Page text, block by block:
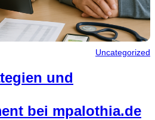
Uncategorized
und
bei mpalothia.de